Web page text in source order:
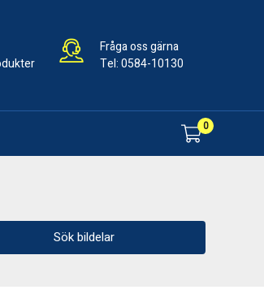
Fråga oss gärna
Tel:0584-10130
0
Sök bildelar